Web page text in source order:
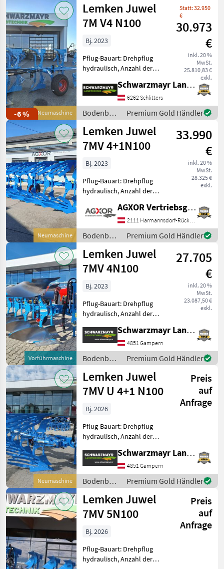
Kategorie 2 Land Filter
AKTUELLER
PFAD
Lemken
Juwel 7
M V 4 N
100
KATEGORIE
WÄHLEN
Landtechnik
30
MARKTPLATZ
Marktplatz Händlerangebote Kleinanzeigen
Zurücksetzen
30
Ergebnisse
anzeigen
-6 % Neumaschine
Lemken Juwel
7M V4 N100
Statt: 32.950
€
30.973
€
inkl. 20 %
MwSt.
25.810,83 €
exkl.
Bj. 2023
Pflug-Bauart: Drehpflug
hydraulisch, Anzahl der
Scheibensech, hydr.
Schnittbreitenverstellung,
Stützrad, Vorschäler Nr.
63018 Volldrehpflug 4-
scharig
Schwarzmayr Landtechnik GmbH - Schlitters
6262 Schlitters
Bodenbearbeitung
/ Lemken
Premium Gold Händler
Neumaschine
Lemken Juwel
7MV 4+1N100
33.990
€
inkl. 20 %
MwSt.
28.325 €
exkl.
Bj. 2023
Pflug-Bauart: Drehpflug
hydraulisch, Anzahl der
Scheibensech, hydr.
Schnittbreitenverstellung,
Streifenkörper EDV: 71804
Volldrehpflug 5-sc
AGXOR Vertriebsgesellschaft Ost GmbH
2111 Harmannsdorf-Rückersdorf
Bodenbearbeitung
/ Lemken
Premium Gold Händler
Vorführmaschine
Lemken Juwel
7MV 4N100
27.705
€
inkl. 20 %
MwSt.
23.087,50 €
exkl.
Bj. 2023
Pflug-Bauart: Drehpflug
hydraulisch, Anzahl der
Maiseinleger, Scheibensech,
hydr.
Schnittbreitenverstellung,
Stützrad, Vorschäler Nr.
63168 Volldrehpfl
Schwarzmayr Landtechnik GmbH - Gampern
4851 Gampern
Bodenbearbeitung
/ Lemken
Premium Gold Händler
Neumaschine
Lemken Juwel
7MV U 4+1 N100
Preis
auf
Anfrage
Bj. 2026
Pflug-Bauart: Drehpflug
hydraulisch, Anzahl der
Scheibensech, hydr.
Schnittbreitenverstellung,
Steinsicherung,
Streifenkörper Nr. 72194
Volldrehpflug
Schwarzmayr Landtechnik GmbH - Gampern
4851 Gampern
Bodenbearbeitung
/ Lemken
Premium Gold Händler
Lemken Juwel
7MV 5N100
Preis
auf
Anfrage
Bj. 2026
Pflug-Bauart: Drehpflug
hydraulisch, Anzahl der